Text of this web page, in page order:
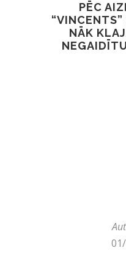
PĒC
NĀK